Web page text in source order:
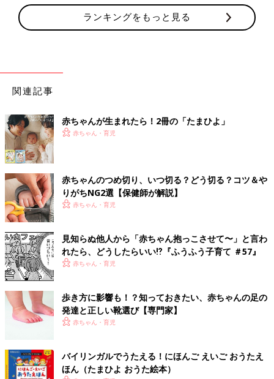
ランキングをもっと見る
関連記事
赤ちゃんが生まれたら！2冊の「たまひよ」
赤ちゃん・育児
赤ちゃんのつめ切り、いつ切る？どう切る？コツ＆や
りがちNG2選【保健師が解説】
赤ちゃん・育児
見知らぬ他人から「赤ちゃん抱っこさせて〜」と言わ
れたら、どうしたらいい⁉︎『ふうふう子育て ＃57』
赤ちゃん・育児
歩き方に影響も！？知っておきたい、赤ちゃんの足の
発達と正しい靴選び【専門家】
赤ちゃん・育児
バイリンガルでうたえる！にほんご えいご おうたえ
ほん（たまひよ おうた絵本）